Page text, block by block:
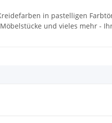
in pastelligen
und vieles mehr -